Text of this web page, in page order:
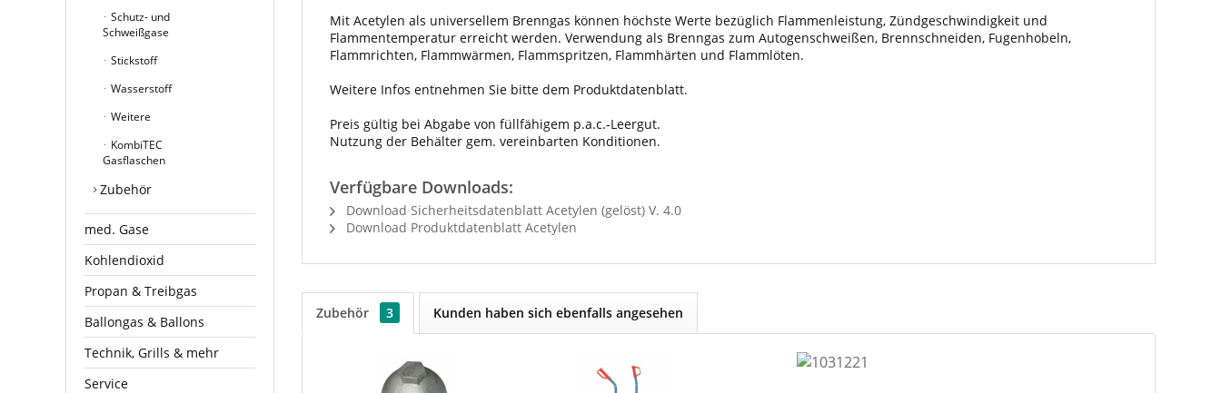
Schutz- und
Schweißgase
Stickstoff
Wasserstoff
Weitere
KombiTEC
Gasflaschen
Zubehör
med. Gase
Kohlendioxid
Propan & Treibgas
Ballongas & Ballons
Technik, Grills & mehr
Service
Mit Acetylen als universellem Brenngas können höchste Werte bezüglich Flammenleistung, Zündgeschwindigkeit und
Flammentemperatur erreicht werden. Verwendung als Brenngas zum Autogenschweißen, Brennschneiden, Fugenhobeln,
Flammrichten, Flammwärmen, Flammspritzen, Flammhärten und Flammlöten.
Weitere Infos entnehmen Sie bitte dem Produktdatenblatt.
Preis gültig bei Abgabe von füllfähigem p.a.c.-Leergut.
Nutzung der Behälter gem. vereinbarten Konditionen.
Verfügbare Downloads:
Download Sicherheitsdatenblatt Acetylen (gelöst) V. 4.0
Download Produktdatenblatt Acetylen
Zubehör 3 Kunden haben sich ebenfalls angesehen